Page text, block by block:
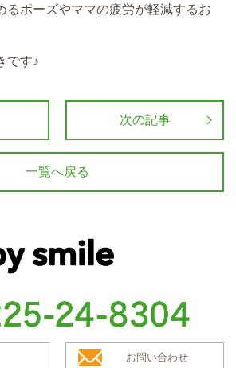
るポーズやママの疲労が軽減するお
です♪
次の記事
一覧へ戻る
8304
お問い合わせ